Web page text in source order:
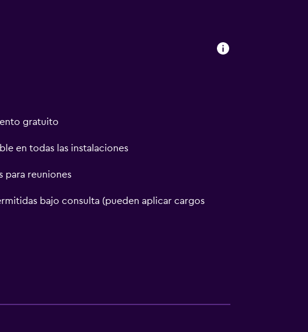
gratuito
en todas las instalaciones
para reuniones
bajo consulta (pueden aplicar cargos